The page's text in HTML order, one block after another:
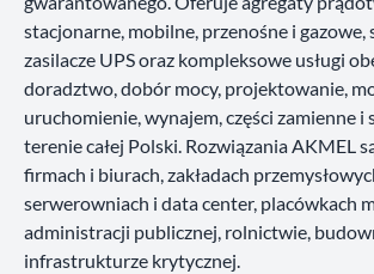
stacjonarne, mobilne, przenośne i gazowe,
zasilacze UPS oraz kompleksowe usługi
doradztwo, dobór mocy, projektowanie,
uruchomienie, wynajem, części zamienne i
terenie całej Polski. Rozwiązania AKMEL
firmach i biurach, zakładach
serwerowniach i data center, placówkach
administracji publicznej, rolnictwie,
infrastrukturze krytycznej.